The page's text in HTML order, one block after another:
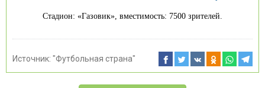
Стадион: «Газовик», вместимость: 7500 зрителей.
Источник: "Футбольная страна"